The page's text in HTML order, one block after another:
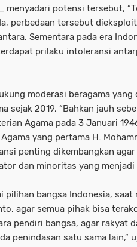
potensi tersebut,
perbedaan tersebut
Sementara pada era
prilaku intoleransi
moderasi beragama yang
sejak 2019, “Bahkan jauh
Agama pada 3 Januari
yang pertama H.
penting dikembangkan
dan minoritas yang
pilihan bangsa Indonesia,
agar semua pihak bisa
pendiri bangsa, agar rakyat
penindasan satu sama lain,”